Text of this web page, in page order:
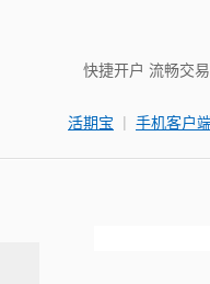
快捷开户 流畅交易
活期宝 | 手机客户